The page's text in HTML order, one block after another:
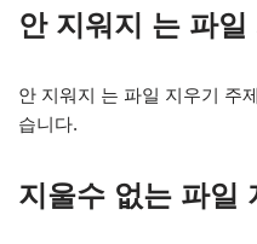
안 지워지 는 파일
안 지워지 는 파일 지우기 주
습니다.
지울수 없는 파일